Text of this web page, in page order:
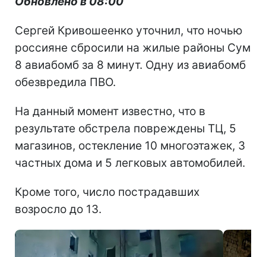
Сергей Кривошеенко уточнил, что ночью
россияне сбросили на жилые районы Сум
8 авиабомб за 8 минут. Одну из авиабомб
обезвредила ПВО.
На данный момент известно, что в
результате обстрела повреждены ТЦ, 5
магазинов, остекление 10 многоэтажек, 3
частных дома и 5 легковых автомобилей.
Кроме того, число пострадавших
возросло до 13.